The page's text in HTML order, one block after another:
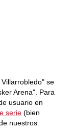
se
Arena". Para
usuario en
serie (bien
nuestros